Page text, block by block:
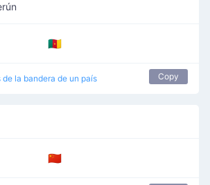
🇨🇲
de la bandera de un país Copy
🇨🇳